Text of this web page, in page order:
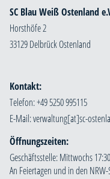
SC Blau Weiß Ostenland
Horsthöfe 2
33129 Delbrück Ostenland
Kontakt:
Telefon: +49 5250 995115
E-Mail:
Öffnungszeiten:
Geschäftsstelle: Mittwochs
An Feiertagen und in den